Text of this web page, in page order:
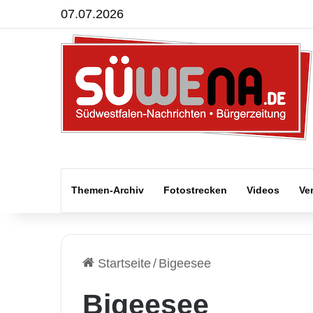
07.07.2026
Themen-Archiv Fotostrecken Videos
Startseite/ Bigeesee
Bigeesee